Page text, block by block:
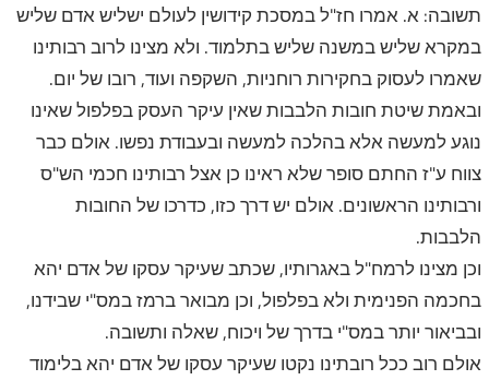
תשובה: א. אמרו חז"ל במסכת קידושין לעולם ישליש אדם שליש
במקרא שליש במשנה שליש בתלמוד. ולא מצינו לרוב רבותינו
שאמרו לעסוק בחקירות רוחניות, השקפה ועוד, רובו של יום.
ובאמת שיטת חובות הלבבות שאין עיקר העסק בפלפול שאינו
נוגע למעשה אלא בהלכה למעשה ובעבודת נפשו. אולם כבר
צווח ע"ז החתם סופר שלא ראינו כן אצל רבותינו חכמי הש"ס
ורבותינו הראשונים. אולם יש דרך כזו, כדרכו של החובות
הלבבות.
וכן מצינו לרמח"ל באגרותיו, שכתב שעיקר עסקו של אדם יהא
בחכמה הפנימית ולא בפלפול, וכן מבואר ברמז במס"י שבידנו,
ובביאור יותר במס"י בדרך של ויכוח, שאלה ותשובה.
אולם רוב ככל רובתינו נקטו שעיקר עסקו של אדם יהא בלימוד